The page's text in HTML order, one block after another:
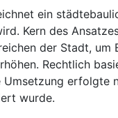
ein
Kern des
der Stadt,
Rechtlich
wurde.